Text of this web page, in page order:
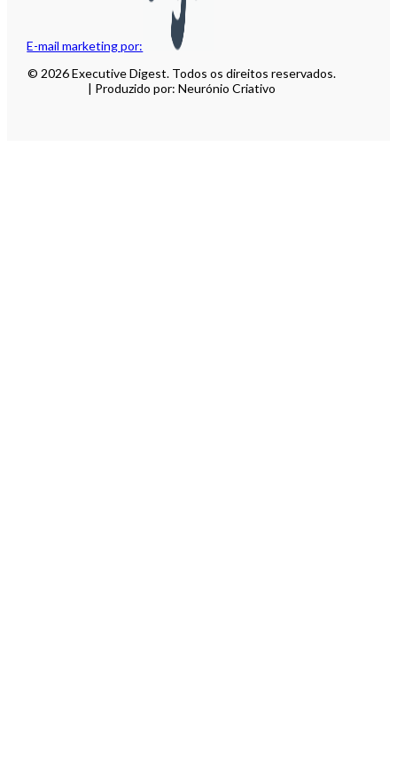
E-mail marketing por:
© 2026 Executive Digest. Todos os direitos reservados.
| Produzido por: Neurónio Criativo